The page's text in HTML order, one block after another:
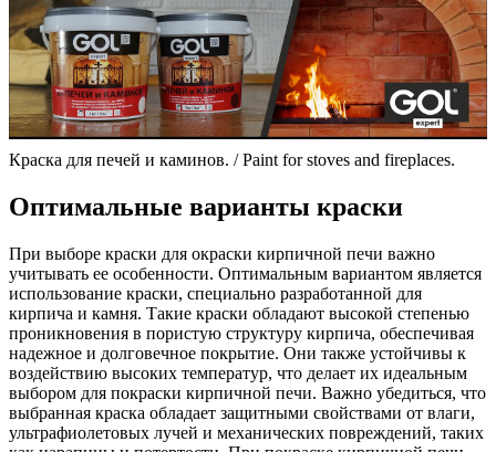
Краска для печей и каминов. / Paint for stoves and fireplaces.
Оптимальные варианты краски
При выборе краски для окраски кирпичной печи важно
учитывать ее особенности. Оптимальным вариантом является
использование краски, специально разработанной для
кирпича и камня. Такие краски обладают высокой степенью
проникновения в пористую структуру кирпича, обеспечивая
надежное и долговечное покрытие. Они также устойчивы к
воздействию высоких температур, что делает их идеальным
выбором для покраски кирпичной печи. Важно убедиться, что
выбранная краска обладает защитными свойствами от влаги,
ультрафиолетовых лучей и механических повреждений, таких